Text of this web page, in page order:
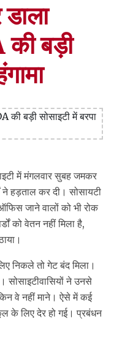
बड़ी
में मंगलवार सुबह जमकर
ने हड़ताल कर दी। सोसायटी
जाने वालों को भी रोक
को वेतन नहीं मिला है,
निकले तो गेट बंद मिला।
सोसाइटीवासियों ने उनसे
वे नहीं माने। ऐसे में कई
के लिए देर हो गई। प्रबंधन